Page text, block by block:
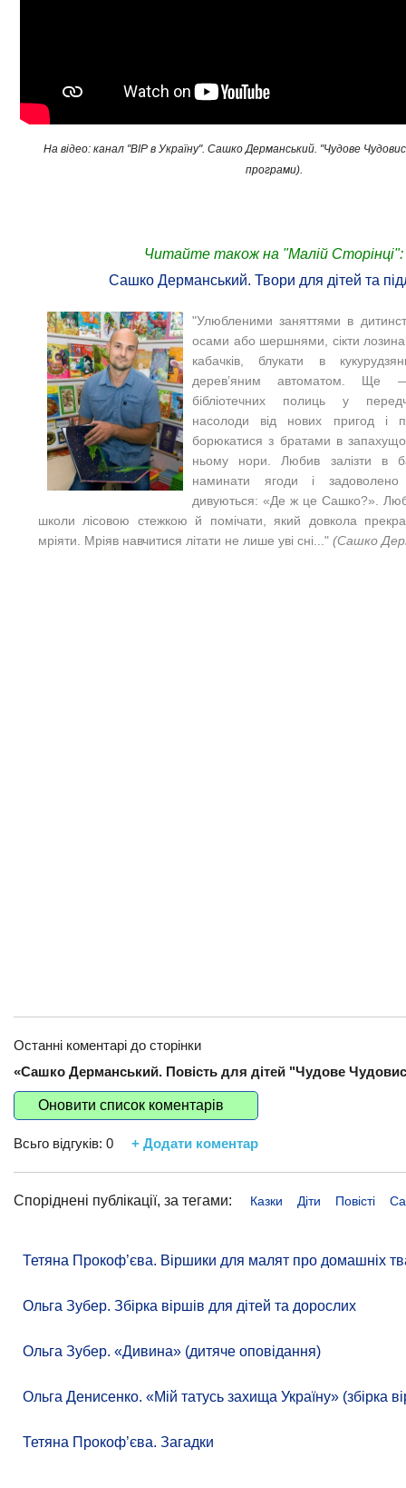
На відео: канал "ВІР в Україну". Сашко Дерманський. "Чудове
програми).
Читайте також на "Малій Сторінці":
Сашко Дерманський. Твори для дітей та
"Улюбленими заняттями в
осами або шершнями, сікти
кабачків, блукати в
дерев’яним автоматом. Ще
бібліотечних полиць у
насолоди від нових пригод і
борюкатися з братами в
ньому нори. Любив залізти в
наминати ягоди і
дивуються: «Де ж це Сашко?».
школи лісовою стежкою й помічати, який довкола
мріяти. Мріяв навчитися літати не лише уві сні..." (Сашко
Останні коментарі до сторінки
«Сашко Дерманський. Повість для дітей "Чудове
Оновити список коментарів
Всьго відгуків: 0 + Додати коментар
Споріднені публікації, за тегами: Казки Діти Повісті
Тетяна Прокоф’єва. Віршики для малят про домашніх
Ольга Зубер. Збірка віршів для дітей та дорослих
Ольга Зубер. «Дивина» (дитяче оповідання)
Ольга Денисенко. «Мій татусь захища Україну» (збірка
Тетяна Прокоф’єва. Загадки